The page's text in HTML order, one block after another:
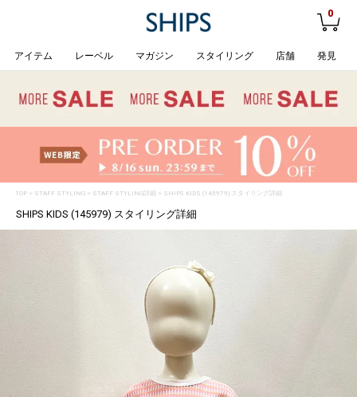
0
アイテム レーベル マガジン スタイリング 店舗 発見
TOP> STAFF STYLING> STAFF STYLING詳細 > SHIPS KIDS (145979) スタイリング詳細
SHIPS KIDS (145979) スタイリング詳細